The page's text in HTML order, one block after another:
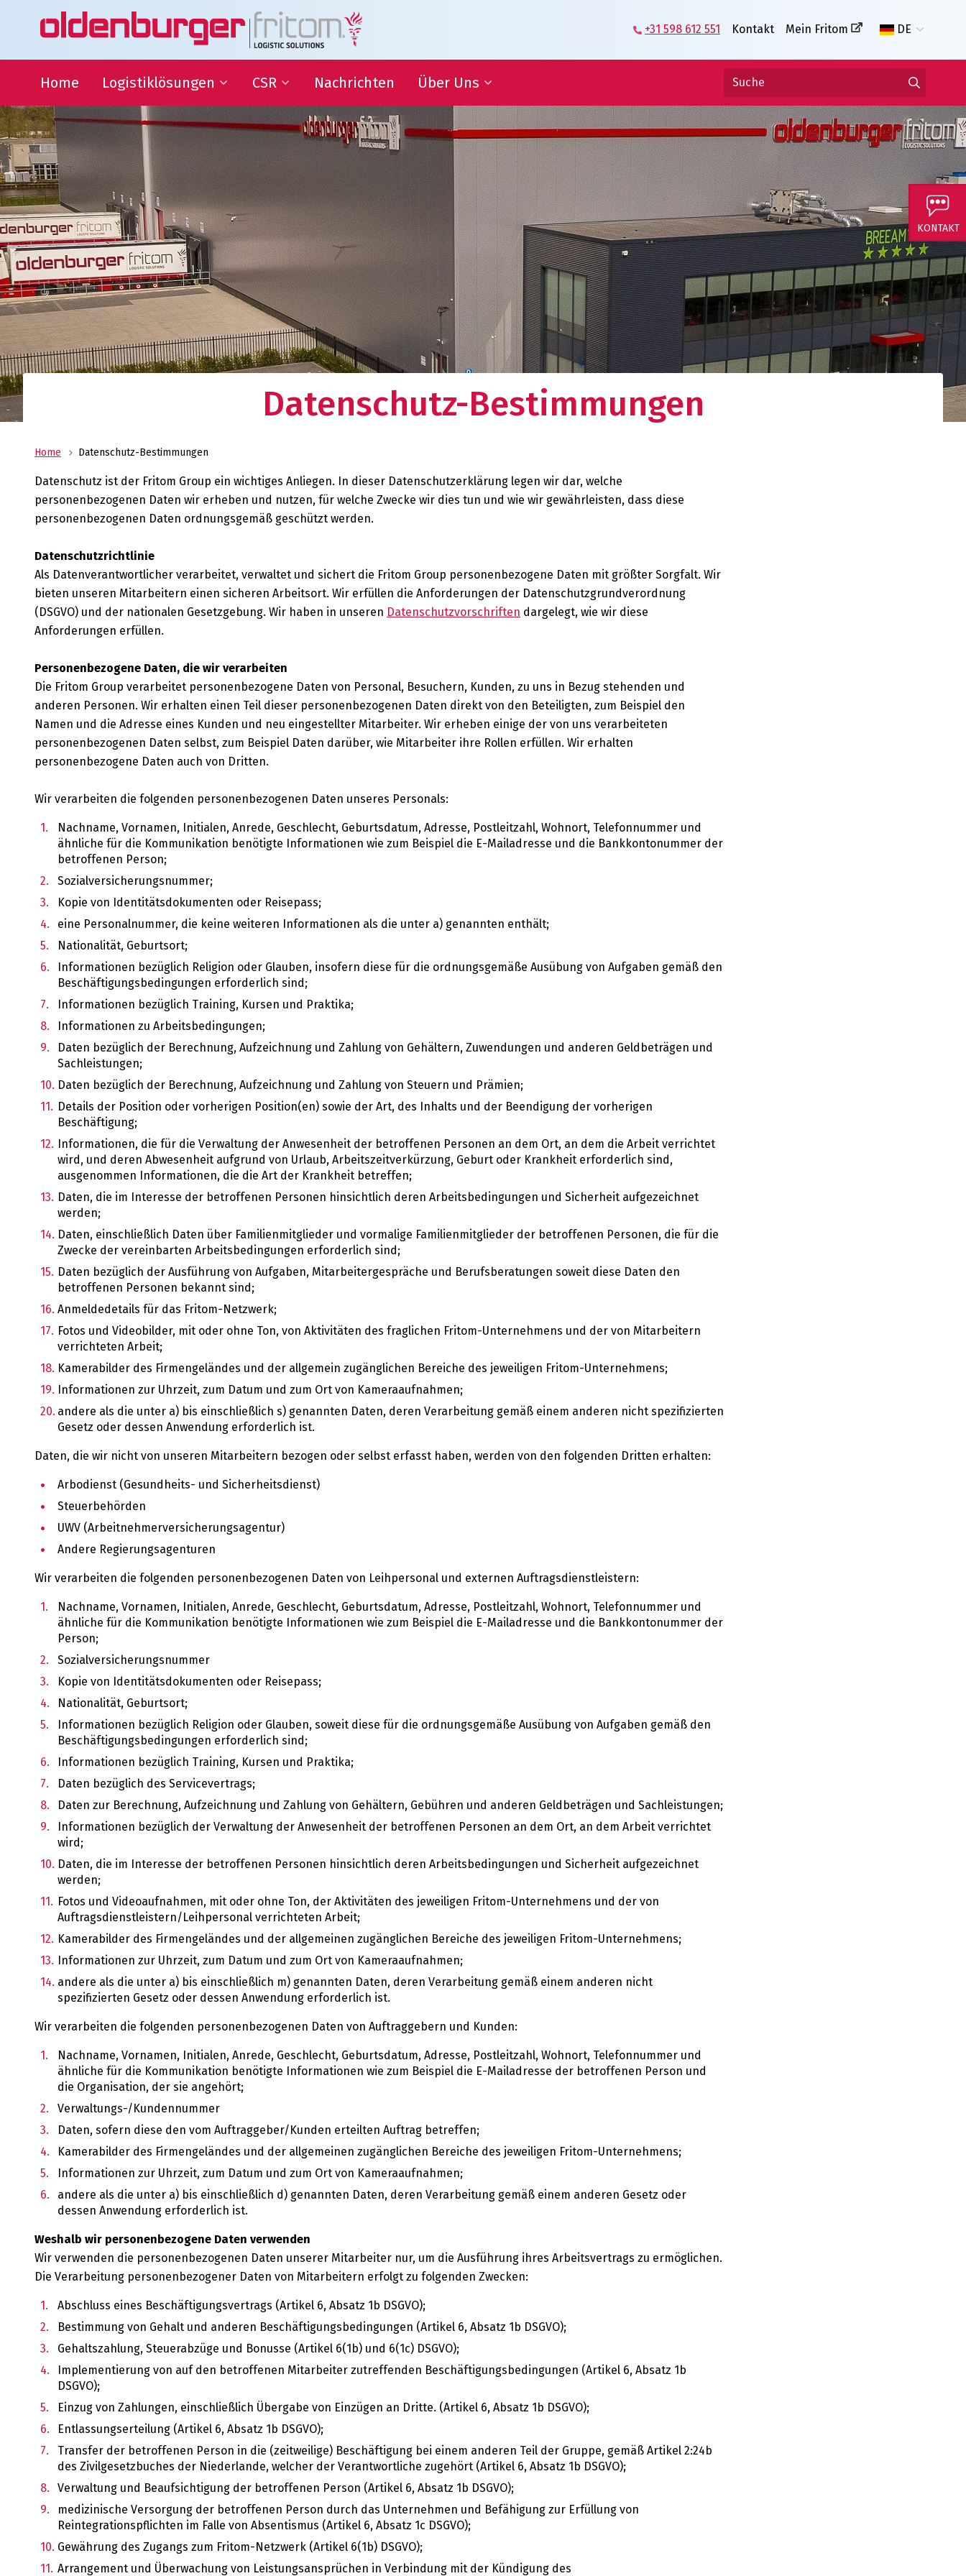
+31 598 612 551 Kontakt Mein Fritom DE
Home Logistiklösungen
Transport
Warehousing
Supply Chain Management
Logistiklösungen
Ihr Logistikdienstleister mit weltweitem Netzwerk?
Oldenburger|Fritom bietet Ihnen die beste
Logistiklösung für Ihr Unternehmen.
CSR
Nachhaltigkeitsziele
QHSE
Bildungszusammenarbeit
Sponsoring
Gesellschaftliche
Organisationen
Nachrichten Über Uns
Geschäftsführung und
Management
Logistik-Kompetenzzentrum
Unsere Mitarbeiter
Geschäftspartner über Uns
Unsere Geschichte
Hoflieferant
Awards
Zertifizierungen
KONTAKT
Datenschutz-Bestimmungen
Home Datenschutz-Bestimmungen
Datenschutz ist der Fritom Group ein wichtiges Anliegen. In dieser Datenschutzerklärung legen wir dar, welche
personenbezogenen Daten wir erheben und nutzen, für welche Zwecke wir dies tun und wie wir gewährleisten, dass diese
personenbezogenen Daten ordnungsgemäß geschützt werden.
Datenschutzrichtlinie
Als Datenverantwortlicher verarbeitet, verwaltet und sichert die Fritom Group personenbezogene Daten mit größter Sorgfalt. Wir
bieten unseren Mitarbeitern einen sicheren Arbeitsort. Wir erfüllen die Anforderungen der Datenschutzgrundverordnung
(DSGVO) und der nationalen Gesetzgebung. Wir haben in unseren Datenschutzvorschriften dargelegt, wie wir diese
Anforderungen erfüllen.
Personenbezogene Daten, die wir verarbeiten
Die Fritom Group verarbeitet personenbezogene Daten von Personal, Besuchern, Kunden, zu uns in Bezug stehenden und
anderen Personen. Wir erhalten einen Teil dieser personenbezogenen Daten direkt von den Beteiligten, zum Beispiel den
Namen und die Adresse eines Kunden und neu eingestellter Mitarbeiter. Wir erheben einige der von uns verarbeiteten
personenbezogenen Daten selbst, zum Beispiel Daten darüber, wie Mitarbeiter ihre Rollen erfüllen. Wir erhalten
personenbezogene Daten auch von Dritten.
Wir verarbeiten die folgenden personenbezogenen Daten unseres Personals:
Nachname, Vornamen, Initialen, Anrede, Geschlecht, Geburtsdatum, Adresse, Postleitzahl, Wohnort, Telefonnummer und
ähnliche für die Kommunikation benötigte Informationen wie zum Beispiel die E-Mailadresse und die Bankkontonummer der
betroffenen Person;
Sozialversicherungsnummer;
Kopie von Identitätsdokumenten oder Reisepass;
eine Personalnummer, die keine weiteren Informationen als die unter a) genannten enthält;
Nationalität, Geburtsort;
Informationen bezüglich Religion oder Glauben, insofern diese für die ordnungsgemäße Ausübung von Aufgaben gemäß den
Beschäftigungsbedingungen erforderlich sind;
Informationen bezüglich Training, Kursen und Praktika;
Informationen zu Arbeitsbedingungen;
Daten bezüglich der Berechnung, Aufzeichnung und Zahlung von Gehältern, Zuwendungen und anderen Geldbeträgen und
Sachleistungen;
Daten bezüglich der Berechnung, Aufzeichnung und Zahlung von Steuern und Prämien;
Details der Position oder vorherigen Position(en) sowie der Art, des Inhalts und der Beendigung der vorherigen
Beschäftigung;
Informationen, die für die Verwaltung der Anwesenheit der betroffenen Personen an dem Ort, an dem die Arbeit verrichtet
wird, und deren Abwesenheit aufgrund von Urlaub, Arbeitszeitverkürzung, Geburt oder Krankheit erforderlich sind,
ausgenommen Informationen, die die Art der Krankheit betreffen;
Daten, die im Interesse der betroffenen Personen hinsichtlich deren Arbeitsbedingungen und Sicherheit aufgezeichnet
werden;
Daten, einschließlich Daten über Familienmitglieder und vormalige Familienmitglieder der betroffenen Personen, die für die
Zwecke der vereinbarten Arbeitsbedingungen erforderlich sind;
Daten bezüglich der Ausführung von Aufgaben, Mitarbeitergespräche und Berufsberatungen soweit diese Daten den
betroffenen Personen bekannt sind;
Anmeldedetails für das Fritom-Netzwerk;
Fotos und Videobilder, mit oder ohne Ton, von Aktivitäten des fraglichen Fritom-Unternehmens und der von Mitarbeitern
verrichteten Arbeit;
Kamerabilder des Firmengeländes und der allgemein zugänglichen Bereiche des jeweiligen Fritom-Unternehmens;
Informationen zur Uhrzeit, zum Datum und zum Ort von Kameraaufnahmen;
andere als die unter a) bis einschließlich s) genannten Daten, deren Verarbeitung gemäß einem anderen nicht spezifizierten
Gesetz oder dessen Anwendung erforderlich ist.
Daten, die wir nicht von unseren Mitarbeitern bezogen oder selbst erfasst haben, werden von den folgenden Dritten erhalten:
Arbodienst (Gesundheits- und Sicherheitsdienst)
Steuerbehörden
UWV (Arbeitnehmerversicherungsagentur)
Andere Regierungsagenturen
Wir verarbeiten die folgenden personenbezogenen Daten von Leihpersonal und externen Auftragsdienstleistern:
Nachname, Vornamen, Initialen, Anrede, Geschlecht, Geburtsdatum, Adresse, Postleitzahl, Wohnort, Telefonnummer und
ähnliche für die Kommunikation benötigte Informationen wie zum Beispiel die E-Mailadresse und die Bankkontonummer der
Person;
Sozialversicherungsnummer
Kopie von Identitätsdokumenten oder Reisepass;
Nationalität, Geburtsort;
Informationen bezüglich Religion oder Glauben, soweit diese für die ordnungsgemäße Ausübung von Aufgaben gemäß den
Beschäftigungsbedingungen erforderlich sind;
Informationen bezüglich Training, Kursen und Praktika;
Daten bezüglich des Servicevertrags;
Daten zur Berechnung, Aufzeichnung und Zahlung von Gehältern, Gebühren und anderen Geldbeträgen und Sachleistungen;
Informationen bezüglich der Verwaltung der Anwesenheit der betroffenen Personen an dem Ort, an dem Arbeit verrichtet
wird;
Daten, die im Interesse der betroffenen Personen hinsichtlich deren Arbeitsbedingungen und Sicherheit aufgezeichnet
werden;
Fotos und Videoaufnahmen, mit oder ohne Ton, der Aktivitäten des jeweiligen Fritom-Unternehmens und der von
Auftragsdienstleistern/Leihpersonal verrichteten Arbeit;
Kamerabilder des Firmengeländes und der allgemeinen zugänglichen Bereiche des jeweiligen Fritom-Unternehmens;
Informationen zur Uhrzeit, zum Datum und zum Ort von Kameraaufnahmen;
andere als die unter a) bis einschließlich m) genannten Daten, deren Verarbeitung gemäß einem anderen nicht
spezifizierten Gesetz oder dessen Anwendung erforderlich ist.
Wir verarbeiten die folgenden personenbezogenen Daten von Auftraggebern und Kunden:
Nachname, Vornamen, Initialen, Anrede, Geschlecht, Geburtsdatum, Adresse, Postleitzahl, Wohnort, Telefonnummer und
ähnliche für die Kommunikation benötigte Informationen wie zum Beispiel die E-Mailadresse der betroffenen Person und
die Organisation, der sie angehört;
Verwaltungs-/Kundennummer
Daten, sofern diese den vom Auftraggeber/Kunden erteilten Auftrag betreffen;
Kamerabilder des Firmengeländes und der allgemeinen zugänglichen Bereiche des jeweiligen Fritom-Unternehmens;
Informationen zur Uhrzeit, zum Datum und zum Ort von Kameraaufnahmen;
andere als die unter a) bis einschließlich d) genannten Daten, deren Verarbeitung gemäß einem anderen Gesetz oder
dessen Anwendung erforderlich ist.
Weshalb wir personenbezogene Daten verwenden
Wir verwenden die personenbezogenen Daten unserer Mitarbeiter nur, um die Ausführung ihres Arbeitsvertrags zu ermöglichen.
Die Verarbeitung personenbezogener Daten von Mitarbeitern erfolgt zu folgenden Zwecken:
Abschluss eines Beschäftigungsvertrags (Artikel 6, Absatz 1b DSGVO);
Bestimmung von Gehalt und anderen Beschäftigungsbedingungen (Artikel 6, Absatz 1b DSGVO);
Gehaltszahlung, Steuerabzüge und Bonusse (Artikel 6(1b) und 6(1c) DSGVO);
Implementierung von auf den betroffenen Mitarbeiter zutreffenden Beschäftigungsbedingungen (Artikel 6, Absatz 1b
DSGVO);
Einzug von Zahlungen, einschließlich Übergabe von Einzügen an Dritte. (Artikel 6, Absatz 1b DSGVO);
Entlassungserteilung (Artikel 6, Absatz 1b DSGVO);
Transfer der betroffenen Person in die (zeitweilige) Beschäftigung bei einem anderen Teil der Gruppe, gemäß Artikel 2:24b
des Zivilgesetzbuches der Niederlande, welcher der Verantwortliche zugehört (Artikel 6, Absatz 1b DSGVO);
Verwaltung und Beaufsichtigung der betroffenen Person (Artikel 6, Absatz 1b DSGVO);
medizinische Versorgung der betroffenen Person durch das Unternehmen und Befähigung zur Erfüllung von
Reintegrationspflichten im Falle von Absentismus (Artikel 6, Absatz 1c DSGVO);
Gewährung des Zugangs zum Fritom-Netzwerk (Artikel 6(1b) DSGVO);
Arrangement und Überwachung von Leistungsansprüchen in Verbindung mit der Kündigung des